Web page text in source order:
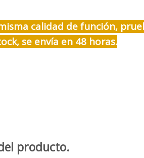
calidad de función,
se envía en 48 horas.
producto.